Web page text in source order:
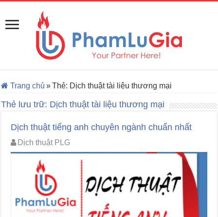
Trang chủ »Thẻ: Dịch thuật tài liệu thương mại
Thẻ lưu trữ: Dịch thuật tài liệu thương mại
Dịch thuật tiếng anh chuyên ngành chuẩn nhất
Dịch thuật PLG